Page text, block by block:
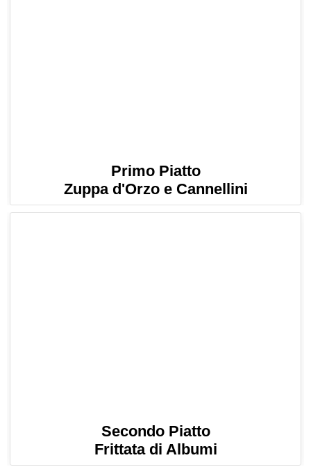
Primo Piatto
Zuppa d'Orzo e Cannellini
Secondo Piatto
Frittata di Albumi